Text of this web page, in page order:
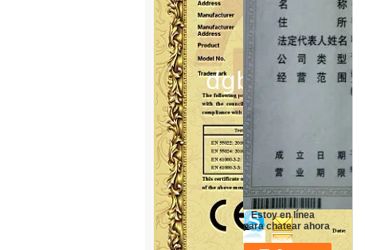
Estoy en línea
para chatear ahora